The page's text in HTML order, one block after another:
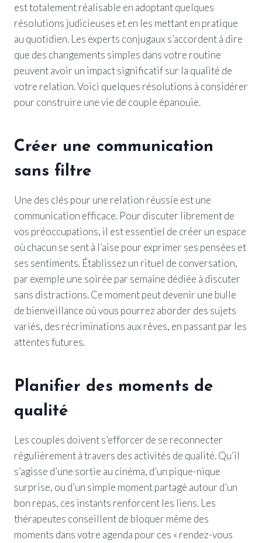
est totalement réalisable en adoptant quelques
résolutions judicieuses et en les mettant en pratique
au quotidien. Les experts conjugaux s’accordent à dire
que des changements simples dans votre routine
peuvent avoir un impact significatif sur la qualité de
votre relation. Voici quelques résolutions à considérer
pour construire une vie de couple épanouie.
Créer une communication
sans filtre
Une des clés pour une relation réussie est une
communication efficace. Pour discuter librement de
vos préoccupations, il est essentiel de créer un espace
où chacun se sent à l’aise pour exprimer ses pensées et
ses sentiments. Établissez un rituel de conversation,
par exemple une soirée par semaine dédiée à discuter
sans distractions. Ce moment peut devenir une bulle
de bienveillance où vous pourrez aborder des sujets
variés, des récriminations aux rêves, en passant par les
attentes futures.
Planifier des moments de
qualité
Les couples doivent s’efforcer de se reconnecter
régulièrement à travers des activités de qualité. Qu’il
s’agisse d’une sortie au cinéma, d’un pique-nique
surprise, ou d’un simple moment partagé autour d’un
bon repas, ces instants renforcent les liens. Les
thérapeutes conseillent de bloquer même des
moments dans votre agenda pour ces « rendez-vous